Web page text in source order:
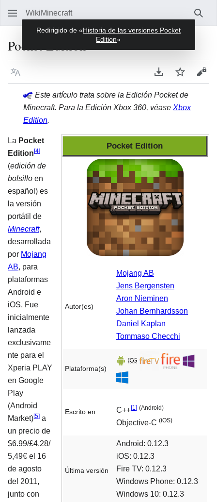
WikiMinecraft
Pocket Edition
Idioma Descargar en
VigilarVer
Este artículo trata sobre la Edición Pocket de
Minecraft. Para la Edición Xbox 360, véase Xbox
Edition.
Pocket Edition
Autor(es)
Mojang AB
Jens Bergensten
Aron Nieminen
Johan Bernhardsson
Daniel Kaplan
Tommaso Checchi
Plataforma(s)
Escrito en C++[1] (Android)
Objective-C (iOS)
Última versión
Android: 0.12.3
iOS: 0.12.3
Fire TV: 0.12.3
Windows Phone: 0.12.3
Windows 10: 0.12.3
La Pocket
Edition[4]
(edición de
bolsillo en
español) es
la versión
portátil de
Minecraft,
desarrollada
por Mojang
AB, para
plataformas
Android e
iOS. Fue
inicialmente
lanzada
exclusivame
nte para el
Xperia PLAY
en Google
Play
(Android
Market)[5] a
un precio de
$6.99/£4.28/
5,49€ el 16
de agosto
del 2011,
junto con
Redirigido de «Historia de las versiones Pocket
Edition»